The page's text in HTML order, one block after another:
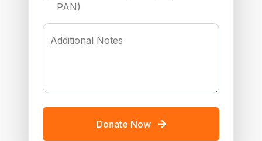
PAN)
Additional Notes
Donate Now